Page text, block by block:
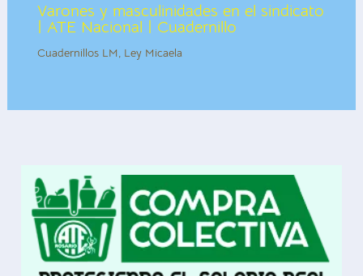
Varones y masculinidades en el sindicato
| ATE Nacional | Cuadernillo
Cuadernillos LM, Ley Micaela